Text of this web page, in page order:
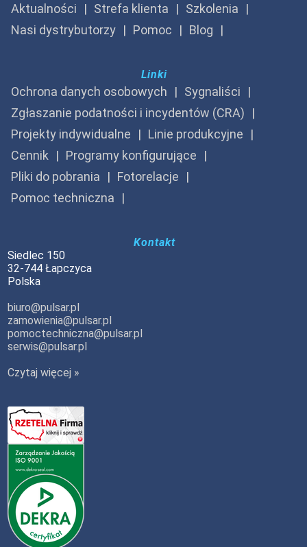
Aktualności
Strefa klienta
Szkolenia
Nasi dystrybutorzy
Pomoc Blog
Linki
Ochrona danych osobowych
Sygnaliści
Zgłaszanie podatności i incydentów (CRA)
Projekty indywidualne
Linie produkcyjne
Cennik
Programy konfigurujące
Pliki do pobrania
Fotorelacje
Pomoc techniczna
Kontakt
Siedlec 150
32-744 Łapczyca
Polska
biuro@pulsar.pl
zamowienia@pulsar.pl
pomoctechniczna@pulsar.pl
serwis@pulsar.pl
Czytaj więcej »